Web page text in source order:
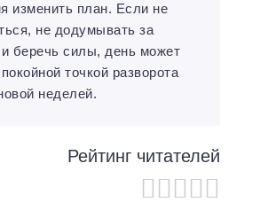
изменить план. Если не
не додумывать за
и беречь силы, день может
точкой разворота
неделей.
Рейтинг читателей